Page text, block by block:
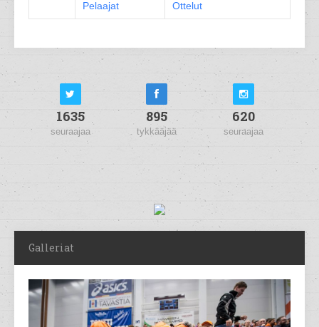
Pelaajat Ottelut
1635
seuraajaa
895
tykkääjää
620
seuraajaa
Galleriat